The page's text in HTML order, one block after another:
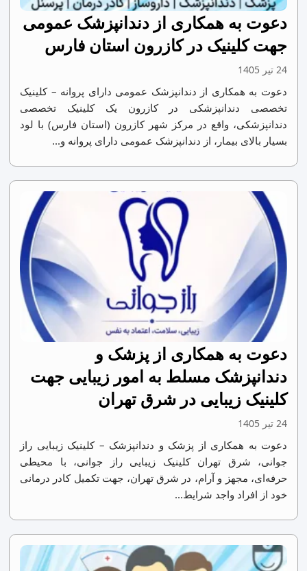
دعوت به همکاری از دندانپزشک عمومی
جهت کلینیک در کازرون استان فارس
24 تیر 1405
دعوت به همکاری از دندانپزشک عمومی دارای پروانه – کلینیک
تخصصی دندانپزشکی در کازرون یک کلینیک تخصصی
دندانپزشکی، واقع در مرکز شهر کازرون (استان فارس) با لود
بسیار بالای بیمار، از دندانپزشک عمومی دارای پروانه و...
دعوت به همکاری از پزشک و
دندانپزشک مسلط به امور زیبایی جهت
کلینیک زیبایی در شرق تهران
24 تیر 1405
دعوت به همکاری از پزشک و دندانپزشک – کلینیک زیبایی راز
جوانی، شرق تهران کلینیک زیبایی راز جوانی، با محیطی
حرفه‌ای، مجهز و آرام، در شرق تهران، جهت تکمیل کادر درمانی
خود از افراد واجد شرایط...